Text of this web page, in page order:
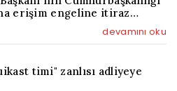
erişim engeline itiraz
devamını oku
timi" zanlısı adliyeye